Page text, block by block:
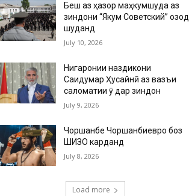
Беш аз ҳазор маҳкумшуда аз
зиндони “Якум Советский” озод
шуданд
July 10, 2026
Нигаронии наздикони
Саидумар Ҳусайнӣ аз вазъи
саломатии ӯ дар зиндон
July 9, 2026
Чоршанбе Чоршанбиевро боз
ШИЗО карданд
July 8, 2026
Load more